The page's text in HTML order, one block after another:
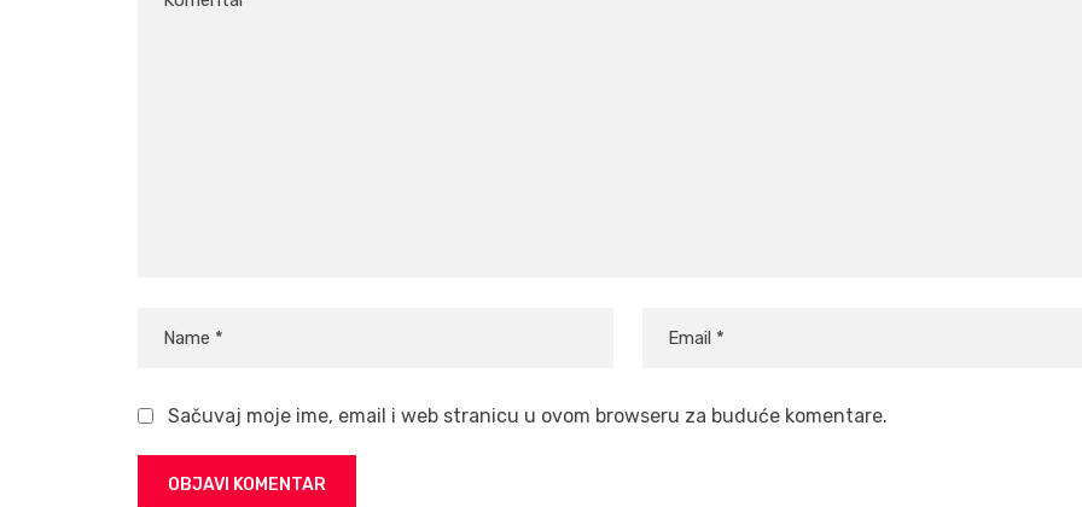
Sačuvaj moje ime, email i web stranicu u ovom browseru za buduće komentare.